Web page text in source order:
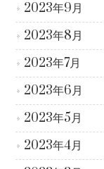
2023年9月
2023年8月
2023年7月
2023年6月
2023年5月
2023年4月